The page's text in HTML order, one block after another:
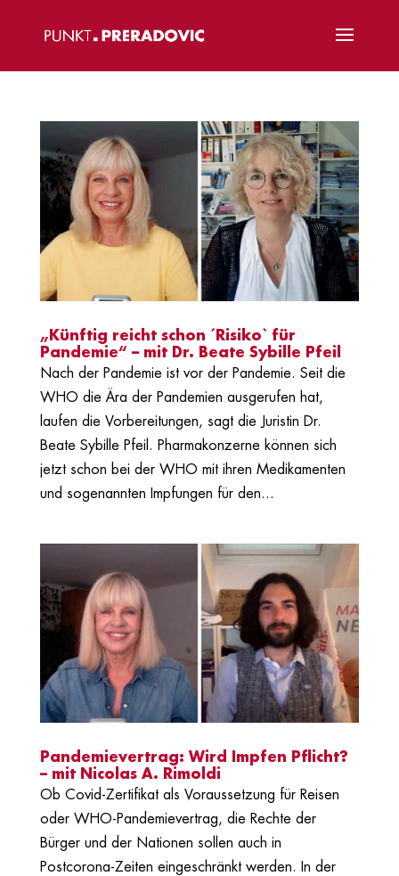
„Künftig reicht schon ´Risiko` für
Pandemie“ – mit Dr. Beate Sybille Pfeil
Nach der Pandemie ist vor der Pandemie. Seit die
WHO die Ära der Pandemien ausgerufen hat,
laufen die Vorbereitungen, sagt die Juristin Dr.
Beate Sybille Pfeil. Pharmakonzerne können sich
jetzt schon bei der WHO mit ihren Medikamenten
und sogenannten Impfungen für den...
Pandemievertrag: Wird Impfen Pflicht?
– mit Nicolas A. Rimoldi
Ob Covid-Zertifikat als Voraussetzung für Reisen
oder WHO-Pandemievertrag, die Rechte der
Bürger und der Nationen sollen auch in
Postcorona-Zeiten eingeschränkt werden. In der